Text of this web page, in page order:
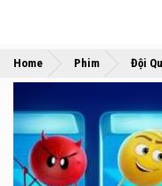
Home Phim Đội